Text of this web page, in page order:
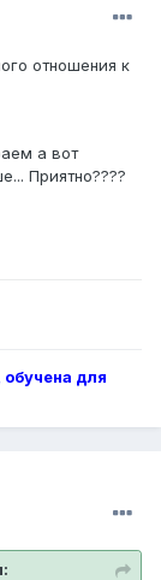
отношения к
а вот
Приятно????
для